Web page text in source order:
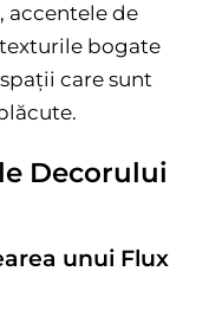
accentele de
bogate
care sunt
Decorului
unui Flux